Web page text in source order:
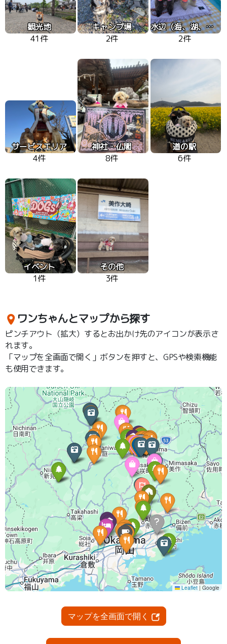
観光地
41件
キャンプ場
2件
水辺（海、湖、川）
2件
サービスエリア
4件
神社・仏閣
8件
道の駅
6件
イベント
1件
その他
3件
ワンちゃんとマップから探す
ピンチアウト（拡大）するとお出かけ先のアイコンが表示さ
れます。
「マップを全画面で開く」ボタンを押すと、GPSや検索機能
も使用できます。
マップを全画面で開く